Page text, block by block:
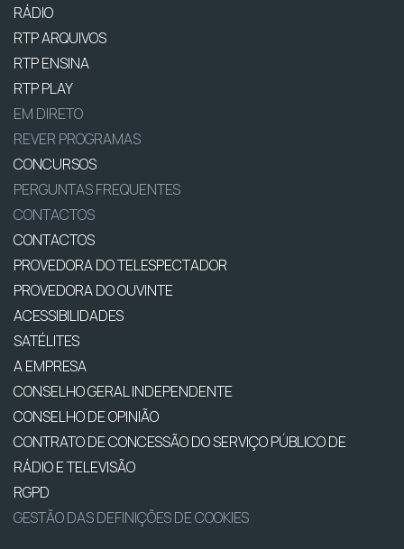
RÁDIO
RTP ARQUIVOS
RTP ENSINA
RTP PLAY
EM DIRETO
REVER PROGRAMAS
CONCURSOS
PERGUNTAS FREQUENTES
CONTACTOS
CONTACTOS
PROVEDORA DO TELESPECTADOR
PROVEDORA DO OUVINTE
ACESSIBILIDADES
SATÉLITES
A EMPRESA
CONSELHO GERAL INDEPENDENTE
CONSELHO DE OPINIÃO
CONTRATO DE CONCESSÃO DO SERVIÇO PÚBLICO DE
RÁDIO E TELEVISÃO
RGPD
GESTÃO DAS DEFINIÇÕES DE COOKIES